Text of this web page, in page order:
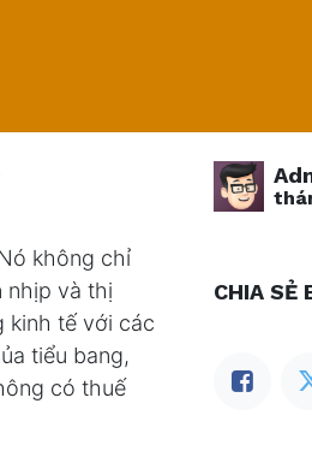
không chỉ
nhịp và thị
kinh tế với các
tiểu bang,
có thuế
CHIA SẺ